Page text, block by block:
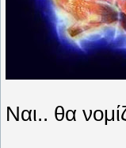
Ναι.. θα